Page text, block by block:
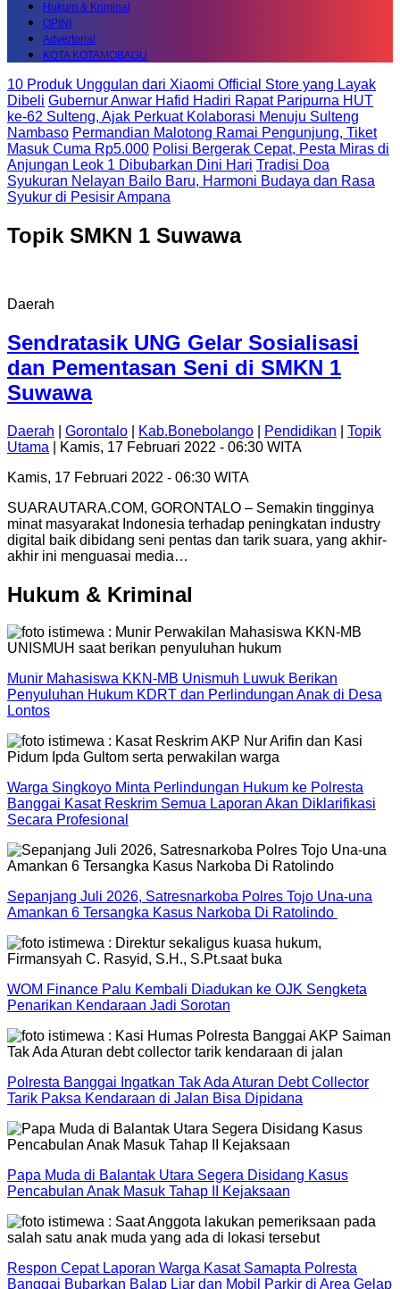
Hukum & Kriminal
OPINI
Advertorial
KOTA KOTAMOBAGU
10 Produk Unggulan dari Xiaomi Official Store yang Layak
Dibeli Gubernur Anwar Hafid Hadiri Rapat Paripurna HUT
ke-62 Sulteng, Ajak Perkuat Kolaborasi Menuju Sulteng
Nambaso Permandian Malotong Ramai Pengunjung, Tiket
Masuk Cuma Rp5.000 Polisi Bergerak Cepat, Pesta Miras di
Anjungan Leok 1 Dibubarkan Dini Hari Tradisi Doa
Syukuran Nelayan Bailo Baru, Harmoni Budaya dan Rasa
Syukur di Pesisir Ampana
Topik SMKN 1 Suwawa
Daerah
Sendratasik UNG Gelar Sosialisasi
dan Pementasan Seni di SMKN 1
Suwawa
Daerah Gorontalo Kab.Bonebolango Pendidikan
Topik
Utama | Kamis, 17 Februari 2022 - 06:30 WITA
Kamis, 17 Februari 2022 - 06:30 WITA
SUARAUTARA.COM, GORONTALO – Semakin tingginya
minat masyarakat Indonesia terhadap peningkatan industry
digital baik dibidang seni pentas dan tarik suara, yang akhir-
akhir ini menguasai media…
Hukum & Kriminal
Munir Mahasiswa KKN-MB Unismuh Luwuk Berikan
Penyuluhan Hukum KDRT dan Perlindungan Anak di Desa
Lontos
Warga Singkoyo Minta Perlindungan Hukum ke Polresta
Banggai Kasat Reskrim Semua Laporan Akan Diklarifikasi
Secara Profesional
Sepanjang Juli 2026, Satresnarkoba Polres Tojo Una-una
Amankan 6 Tersangka Kasus Narkoba Di Ratolindo
WOM Finance Palu Kembali Diadukan ke OJK Sengketa
Penarikan Kendaraan Jadi Sorotan
Polresta Banggai Ingatkan Tak Ada Aturan Debt Collector
Tarik Paksa Kendaraan di Jalan Bisa Dipidana
Papa Muda di Balantak Utara Segera Disidang Kasus
Pencabulan Anak Masuk Tahap II Kejaksaan
Respon Cepat Laporan Warga Kasat Samapta Polresta
Banggai Bubarkan Balap Liar dan Mobil Parkir di Area Gelap